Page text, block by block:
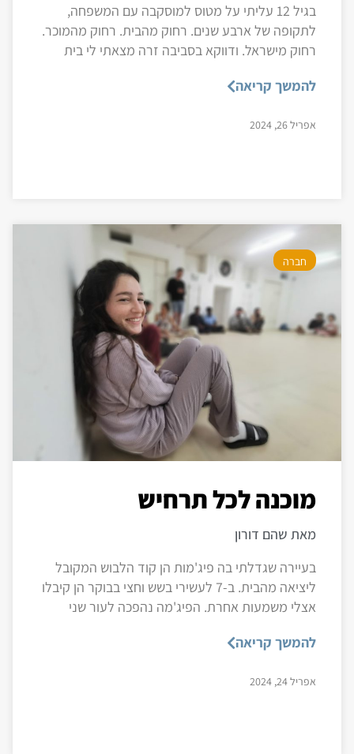
בגיל 12 עליתי על מטוס למוסקבה עם המשפחה,
לתקופה של ארבע שנים. רחוק מהבית. רחוק מהמוכר.
רחוק מישראל. ודווקא בסביבה זרה מצאתי לי בית
להמשך קריאה
אפריל 26, 2024
חברה
מוכנה לכל תרחיש
מאת שהם דורון
בעיירה שגדלתי בה פיג'מות הן קוד הלבוש המקובל
ליציאה מהבית. ב-7 לעשירי בשש וחצי בבוקר הן קיבלו
אצלי משמעות אחרת. הפיג'מה נהפכה לעור שני
להמשך קריאה
אפריל 24, 2024